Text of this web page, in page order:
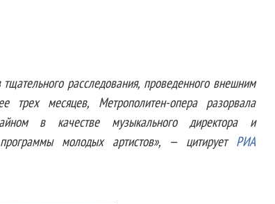
тщательного расследования, проведенного внешним
трех месяцев, Метрополитен-опера разорвала
в качестве музыкального директора и
программы молодых артистов», — цитирует РИА